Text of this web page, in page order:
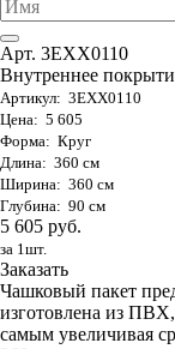
Арт. 3EXX0110
Внутреннее
Артикул: 3EXX0110
Цена: 5 605
Форма: Круг
Длина: 360 см
Ширина: 360 см
Глубина: 90 см
5 605 руб.
за 1шт.
Заказать
Чашковый пакет
изготовлена из
самым увеличивая